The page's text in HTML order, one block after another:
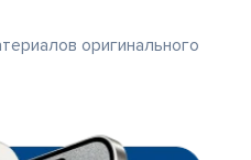
оригинального